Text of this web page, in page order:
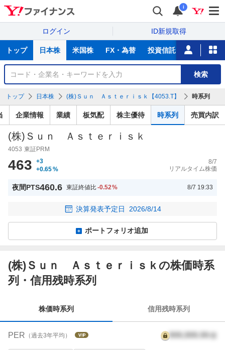
i
ログイン ID新規取得
サ
トップ 日本株 米国株 FX・為替 投資信託 ニュース
銘
検
検索
トップ 日本株 (株)Ｓｕｎ Ａｓｔｅｒｉｓｋ【4053.T】 時系列
企業情報 業績 板気配 株主優待 時系列 売買内訳
(株)Ｓｕｎ Ａｓｔｅｒｉｓｋ
4053 東証PRM
463
+3
+0.65%
8/7
リアルタイム株価
夜間PTS460.6 東証終値比-0.52% 8/7 19:33
決算発表予定日 2026/8/14
ポートフォリオ追加
(株)Ｓｕｎ Ａｓｔｅｒｉｓｋの株価時系
列・信用残時系列
価
列
株価時系列 信用残時系列
PER （過去3年平均） 999,999.99